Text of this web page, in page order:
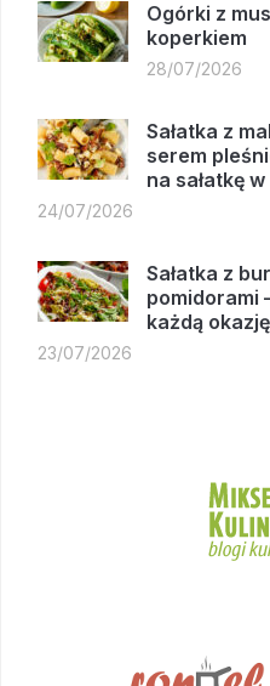
Ogórki z
koperkiem
28/07/2026
Sałatka z
serem
na sałatkę
24/07/2026
Sałatka z
pomidorami
każdą okazję
23/07/2026